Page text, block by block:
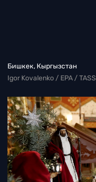
Бишкек, Кыргызстан
Igor Kovalenko / EPA / TASS